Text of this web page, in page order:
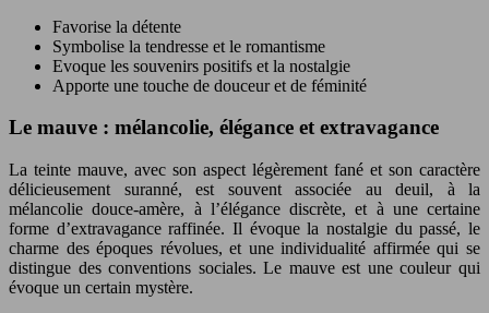
Favorise la détente
Symbolise la tendresse et le romantisme
Evoque les souvenirs positifs et la nostalgie
Apporte une touche de douceur et de féminité
Le mauve : mélancolie, élégance et extravagance
La teinte mauve, avec son aspect légèrement fané et son caractère
délicieusement suranné, est souvent associée au deuil, à la
mélancolie douce-amère, à l’élégance discrète, et à une certaine
forme d’extravagance raffinée. Il évoque la nostalgie du passé, le
charme des époques révolues, et une individualité affirmée qui se
distingue des conventions sociales. Le mauve est une couleur qui
évoque un certain mystère.